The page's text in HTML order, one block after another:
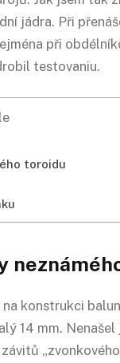
jádra. Při
při
testovaniu.
toroidu
konstrukci
14 mm.